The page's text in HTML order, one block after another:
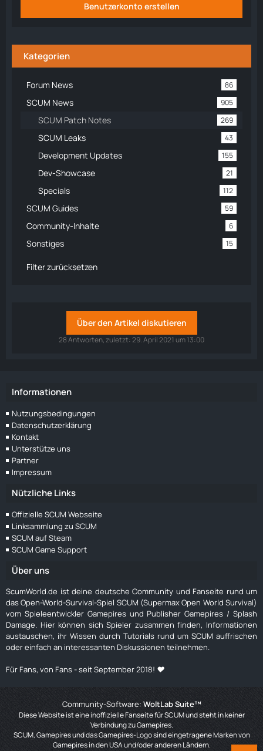
Benutzerkonto erstellen
Kategorien
Forum News 86
SCUM News 905
SCUM Patch Notes 269
SCUM Leaks 43
Development Updates 155
Dev-Showcase 21
Specials 112
SCUM Guides 59
Community-Inhalte 6
Sonstiges 15
Filter zurücksetzen
Über den Artikel diskutieren
28 Antworten, zuletzt:29. April 2021 um 13:00
Informationen
Nutzungsbedingungen
Datenschutzerklärung
Kontakt
Unterstütze uns
Partner
Impressum
Nützliche Links
Offizielle SCUM Webseite
Linksammlung zu SCUM
SCUM auf Steam
SCUM Game Support
Über uns
ScumWorld.de ist deine deutsche Community und Fanseite rund um
das Open-World-Survival-Spiel SCUM (Supermax Open World Survival)
vom Spieleentwickler Gamepires und Publisher Gamepires / Splash
Damage. Hier können sich Spieler zusammen finden, Informationen
austauschen, ihr Wissen durch Tutorials rund um SCUM auffrischen
oder einfach an interessanten Diskussionen teilnehmen.
Für Fans, von Fans - seit September 2018! ❤️
Community-Software: WoltLab Suite™
Diese Website ist eine inoffizielle Fanseite für SCUM und steht in keiner
Verbindung zu Gamepires.
SCUM, Gamepires und das Gamepires-Logo sind eingetragene Marken von
Gamepires in den USA und/oder anderen Ländern.